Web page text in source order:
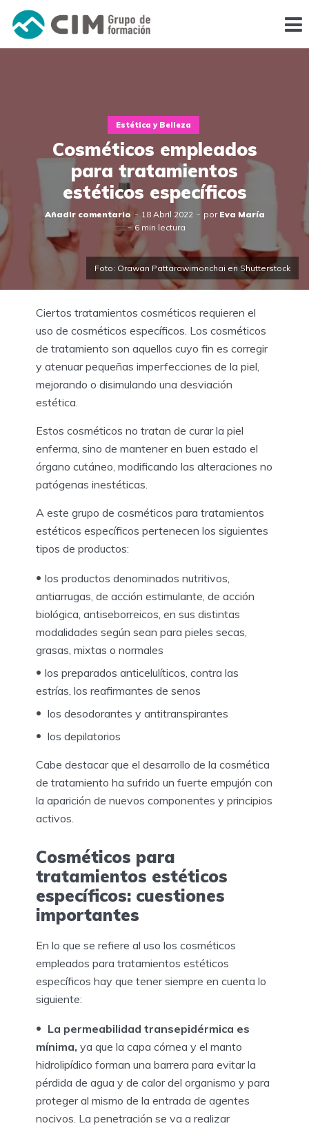
Foto: Orawan Pattarawimonchai en Shutterstock
Estética y Belleza
Cosméticos empleados
para tratamientos
estéticos específicos
Añadir comentario 18 Abril 2022 por Eva María
6 min lectura
Ciertos tratamientos cosméticos requieren el
uso de cosméticos específicos. Los cosméticos
de tratamiento son aquellos cuyo fin es corregir
y atenuar pequeñas imperfecciones de la piel,
mejorando o disimulando una desviación
estética.
Estos cosméticos no tratan de curar la piel
enferma, sino de mantener en buen estado el
órgano cutáneo, modificando las alteraciones no
patógenas inestéticas.
A este grupo de cosméticos para tratamientos
estéticos específicos pertenecen los siguientes
tipos de productos:
los productos denominados nutritivos,
antiarrugas, de acción estimulante, de acción
biológica, antiseborreicos, en sus distintas
modalidades según sean para pieles secas,
grasas, mixtas o normales
los preparados anticelulíticos, contra las
estrías, los reafirmantes de senos
los desodorantes y antitranspirantes
los depilatorios
Cabe destacar que el desarrollo de la cosmética
de tratamiento ha sufrido un fuerte empujón con
la aparición de nuevos componentes y principios
activos.
Cosméticos para
tratamientos estéticos
específicos: cuestiones
importantes
En lo que se refiere al uso los cosméticos
empleados para tratamientos estéticos
específicos hay que tener siempre en cuenta lo
siguiente:
La permeabilidad transepidérmica es
mínima, ya que la capa córnea y el manto
hidrolipídico forman una barrera para evitar la
pérdida de agua y de calor del organismo y para
proteger al mismo de la entrada de agentes
nocivos. La penetración se va a realizar